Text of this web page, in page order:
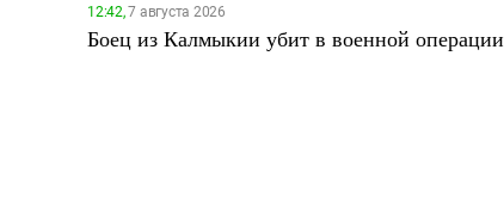
12:42,7 августа 2026
Боец из Калмыкии убит в военной операции